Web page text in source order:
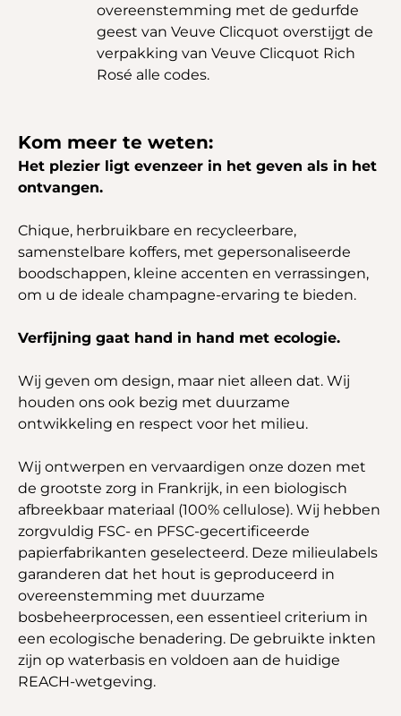
overeenstemming met de gedurfde
geest van Veuve Clicquot overstijgt de
verpakking van Veuve Clicquot Rich
Rosé alle codes.
Kom meer te weten:
Het plezier ligt evenzeer in het geven als in het
ontvangen.
Chique, herbruikbare en recycleerbare,
samenstelbare koffers, met gepersonaliseerde
boodschappen, kleine accenten en verrassingen,
om u de ideale champagne-ervaring te bieden.
Verfijning gaat hand in hand met ecologie.
Wij geven om design, maar niet alleen dat. Wij
houden ons ook bezig met duurzame
ontwikkeling en respect voor het milieu.
Wij ontwerpen en vervaardigen onze dozen met
de grootste zorg in Frankrijk, in een biologisch
afbreekbaar materiaal (100% cellulose). Wij hebben
zorgvuldig FSC- en PFSC-gecertificeerde
papierfabrikanten geselecteerd. Deze milieulabels
garanderen dat het hout is geproduceerd in
overeenstemming met duurzame
bosbeheerprocessen, een essentieel criterium in
een ecologische benadering. De gebruikte inkten
zijn op waterbasis en voldoen aan de huidige
REACH-wetgeving.